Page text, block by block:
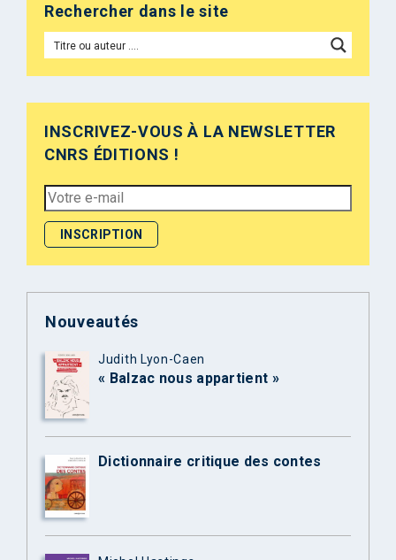
Rechercher dans le site
INSCRIVEZ-VOUS À LA NEWSLETTER
CNRS ÉDITIONS !
Nouveautés
Judith Lyon-Caen
« Balzac nous appartient »
Dictionnaire critique des contes